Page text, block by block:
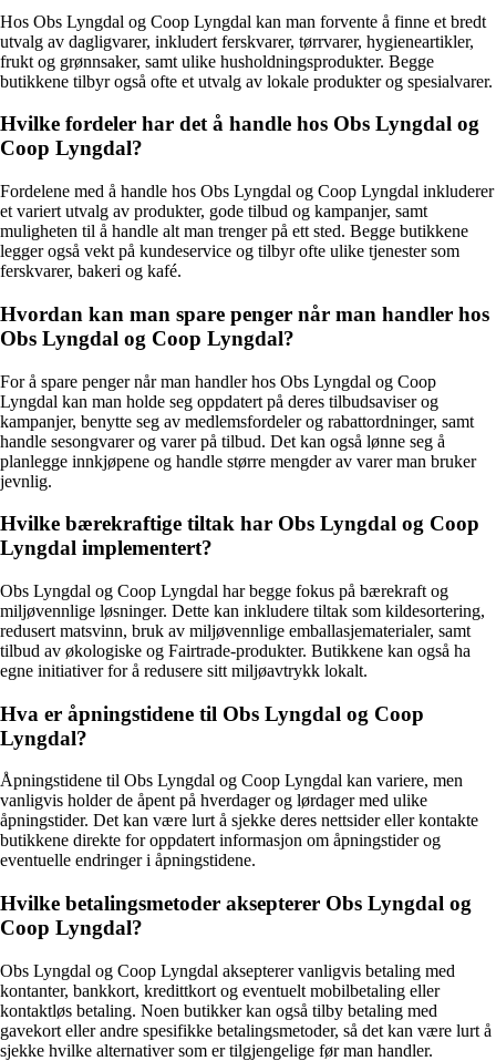
Hos Obs Lyngdal og Coop Lyngdal kan man forvente å finne et bredt
utvalg av dagligvarer, inkludert ferskvarer, tørrvarer, hygieneartikler,
frukt og grønnsaker, samt ulike husholdningsprodukter. Begge
butikkene tilbyr også ofte et utvalg av lokale produkter og spesialvarer.
Hvilke fordeler har det å handle hos Obs Lyngdal og
Coop Lyngdal?
Fordelene med å handle hos Obs Lyngdal og Coop Lyngdal inkluderer
et variert utvalg av produkter, gode tilbud og kampanjer, samt
muligheten til å handle alt man trenger på ett sted. Begge butikkene
legger også vekt på kundeservice og tilbyr ofte ulike tjenester som
ferskvarer, bakeri og kafé.
Hvordan kan man spare penger når man handler hos
Obs Lyngdal og Coop Lyngdal?
For å spare penger når man handler hos Obs Lyngdal og Coop
Lyngdal kan man holde seg oppdatert på deres tilbudsaviser og
kampanjer, benytte seg av medlemsfordeler og rabattordninger, samt
handle sesongvarer og varer på tilbud. Det kan også lønne seg å
planlegge innkjøpene og handle større mengder av varer man bruker
jevnlig.
Hvilke bærekraftige tiltak har Obs Lyngdal og Coop
Lyngdal implementert?
Obs Lyngdal og Coop Lyngdal har begge fokus på bærekraft og
miljøvennlige løsninger. Dette kan inkludere tiltak som kildesortering,
redusert matsvinn, bruk av miljøvennlige emballasjematerialer, samt
tilbud av økologiske og Fairtrade-produkter. Butikkene kan også ha
egne initiativer for å redusere sitt miljøavtrykk lokalt.
Hva er åpningstidene til Obs Lyngdal og Coop
Lyngdal?
Åpningstidene til Obs Lyngdal og Coop Lyngdal kan variere, men
vanligvis holder de åpent på hverdager og lørdager med ulike
åpningstider. Det kan være lurt å sjekke deres nettsider eller kontakte
butikkene direkte for oppdatert informasjon om åpningstider og
eventuelle endringer i åpningstidene.
Hvilke betalingsmetoder aksepterer Obs Lyngdal og
Coop Lyngdal?
Obs Lyngdal og Coop Lyngdal aksepterer vanligvis betaling med
kontanter, bankkort, kredittkort og eventuelt mobilbetaling eller
kontaktløs betaling. Noen butikker kan også tilby betaling med
gavekort eller andre spesifikke betalingsmetoder, så det kan være lurt å
sjekke hvilke alternativer som er tilgjengelige før man handler.